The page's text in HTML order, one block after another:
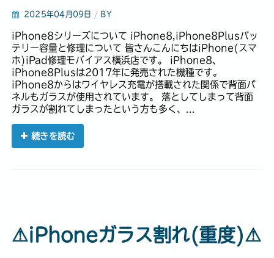
2025年04月09日 / BY
iPhone8シリーズについて iPhone8,iPhone8Plusバッ
テリー容量と修理について 皆さんこんにちはiPhone(スマ
ホ)iPad修理モバイアス横浜店です。 iPhone8、
iPhone8Plusは2017年に発売された機種です。
iPhone8からはワイヤレス充電が搭載された関係で背面パ
ネルもガラスが使用されています。 落としてしまって背面
ガラスが割れてしまったという方も多く、...
続きを読む
⚠︎iPhoneガラス割れ(重度)⚠︎